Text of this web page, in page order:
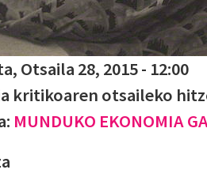
Otsaila 28, 2015 - 12:00
kritikoaren otsaileko
MUNDUKO EKONOMIA